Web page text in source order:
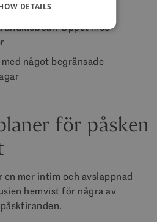
Öppet med
något begränsade
för påsken
mer intim och avslappnad
hemvist för några av
DETAILS